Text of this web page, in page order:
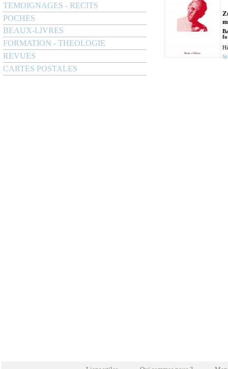
TEMOIGNAGES - RECITS
POCHES
BEAUX-LIVRES
FORMATION - THEOLOGIE
REVUES
CARTES POSTALES